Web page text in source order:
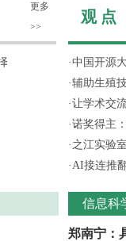
更多
>>
观 点
·中国开源
·辅助生殖
·让学术交
·诺奖得主
· 之江实验
·AI接连推
信息科
郑南宁：